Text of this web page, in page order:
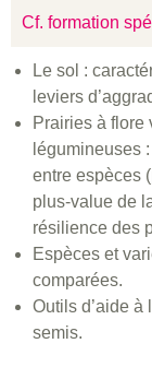
Cf. formation
Le sol :
leviers
Prairies à flore
légumineuses
entre espèces
plus-value de
résilience des
Espèces et
comparées.
Outils d’aide
semis.